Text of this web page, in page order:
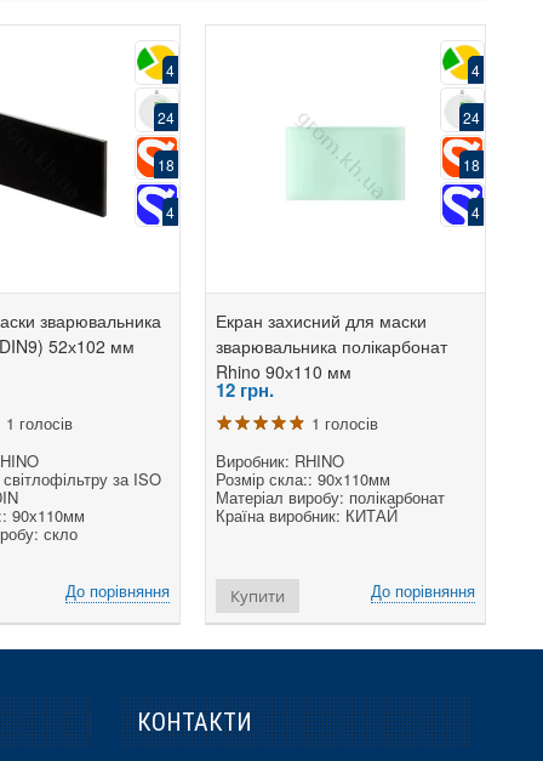
4
24
18
4
зварювальника
52х102 мм
1 голосів
за ISO
90х110мм
скло
До порівняння
4
24
18
4
Екран захисний для маски
зварювальника полікарбонат
Rhino 90х110 мм
12 грн.
1 голосів
Виробник: RHINO
Розмір скла:: 90х110мм
Матеріал виробу: полікарбонат
Країна виробник: КИТАЙ
До порівняння
Купити
КОНТАКТИ